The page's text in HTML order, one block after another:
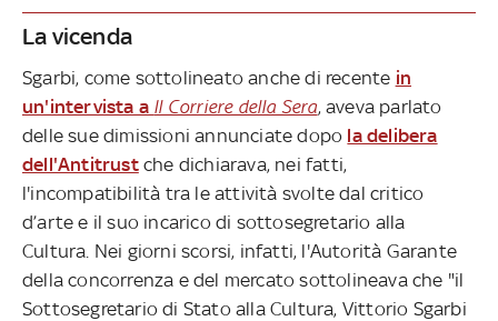
La vicenda
Sgarbi, come sottolineato anche di recente in
un'intervista a Il Corriere della Sera, aveva parlato
delle sue dimissioni annunciate dopo la delibera
dell'Antitrustche dichiarava, nei fatti,
l'incompatibilità tra le attività svolte dal critico
d’arte e il suo incarico di sottosegretario alla
Cultura. Nei giorni scorsi, infatti, l'Autorità Garante
della concorrenza e del mercato sottolineava che "il
Sottosegretario di Stato alla Cultura, Vittorio Sgarbi